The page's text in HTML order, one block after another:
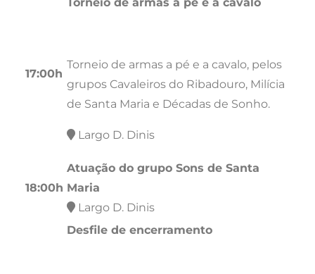
17:00h
Torneio de armas a pé e a cavalo, pelos
grupos Cavaleiros do Ribadouro, Milícia
de Santa Maria e Décadas de Sonho.
Largo D. Dinis
18:00h
Atuação do grupo Sons de Santa
Maria
Largo D. Dinis
Desfile de encerramento